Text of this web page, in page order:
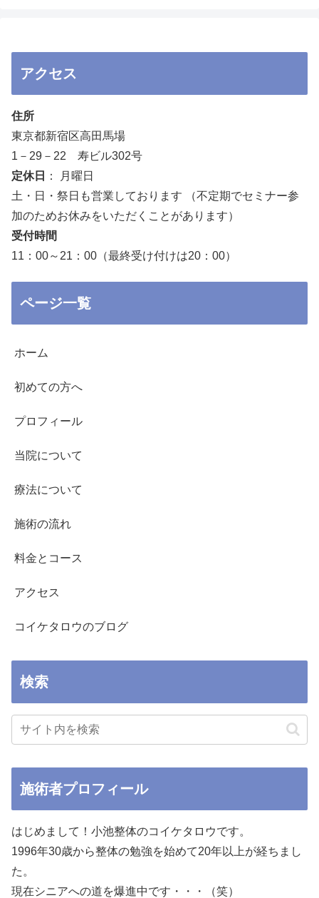
アクセス
住所
東京都新宿区高田馬場
1－29－22 寿ビル302号
定休日
： 月曜日
土・日・祭日も営業しております （不定期でセミナー参
加のためお休みをいただくことがあります）
受付時間
11：00～21：00（最終受け付けは20：00）
ページ一覧
ホーム
初めての方へ
プロフィール
当院について
療法について
施術の流れ
料金とコース
アクセス
コイケタロウのブログ
検索
施術者プロフィール
はじめまして！小池整体のコイケタロウです。
1996年30歳から整体の勉強を始めて20年以上が経ちまし
た。
現在シニアへの道を爆進中です・・・（笑）